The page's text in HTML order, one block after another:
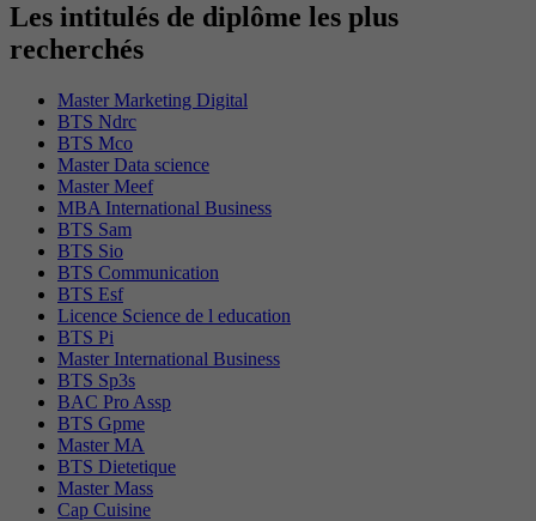
Les intitulés de diplôme les plus
recherchés
Master Marketing Digital
BTS Ndrc
BTS Mco
Master Data science
Master Meef
MBA International Business
BTS Sam
BTS Sio
BTS Communication
BTS Esf
Licence Science de l education
BTS Pi
Master International Business
BTS Sp3s
BAC Pro Assp
BTS Gpme
Master MA
BTS Dietetique
Master Mass
Cap Cuisine